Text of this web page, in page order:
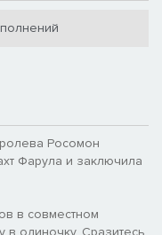
Росомон
Фарула и заключила
в совместном
в одиночку. Сразитесь